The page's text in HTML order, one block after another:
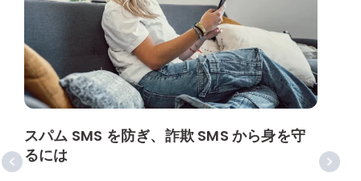
スパム SMS を防ぎ、詐欺 SMS から身を守
るには